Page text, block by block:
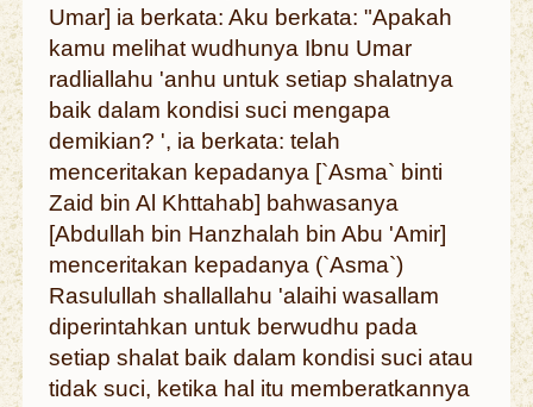
Umar] ia berkata: Aku berkata: "Apakah
kamu melihat wudhunya Ibnu Umar
radliallahu 'anhu untuk setiap shalatnya
baik dalam kondisi suci mengapa
demikian? ', ia berkata: telah
menceritakan kepadanya [`Asma` binti
Zaid bin Al Khttahab] bahwasanya
[Abdullah bin Hanzhalah bin Abu 'Amir]
menceritakan kepadanya (`Asma`)
Rasulullah shallallahu 'alaihi wasallam
diperintahkan untuk berwudhu pada
setiap shalat baik dalam kondisi suci atau
tidak suci, ketika hal itu memberatkannya